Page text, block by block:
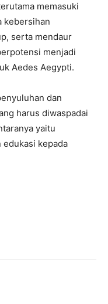
memasuki
kebersihan
serta mendaur
menjadi
Aedes Aegypti.
dan
harus diwaspadai
yaitu
edukasi kepada